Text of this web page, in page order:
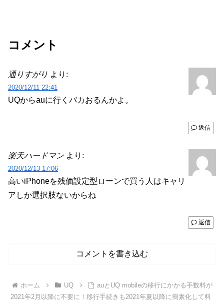
コメント
通りすがり より:
2020/12/11 22:41
UQからauに行くバカおるんかよ。
返信
楽天ハードマン より:
2020/12/13 17:06
高いiPhoneを残価設定型ローンで買う人はキャリ
アしか選択肢ないからね
返信
コメントを書き込む
ホーム UQ
auとUQ mobileの移行にかかる手数料が
2021年2月以降に不要に！移行手続きも2021年夏以降に簡素化して料